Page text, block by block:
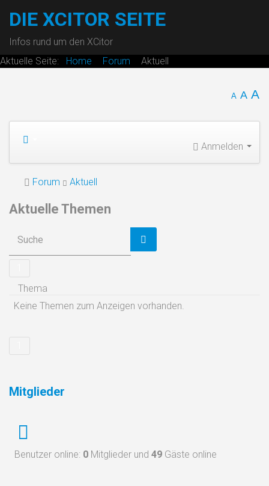
DIE XCITOR SEITE
Infos rund um den XCitor
Aktuelle Seite:
Home Forum Aktuell
A A A
Anmelden
Forum Aktuell
Aktuelle Themen
Thema
Keine Themen zum Anzeigen vorhanden.
Mitglieder
Benutzer online: 0 Mitglieder und 49 Gäste online